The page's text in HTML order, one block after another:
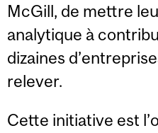
McGill, de mettre
analytique à
dizaines
relever.
Cette initiative est